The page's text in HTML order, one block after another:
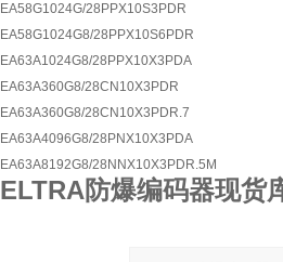
EA58G1024G/28PPX10S3PDR
EA58G1024G8/28PPX10S6PDR
EA63A1024G8/28PPX10X3PDA
EA63A360G8/28CN10X3PDR
EA63A360G8/28CN10X3PDR.7
EA63A4096G8/28PNX10X3PDA
EA63A8192G8/28NNX10X3PDR.5M
ELTRA防爆编码器现货